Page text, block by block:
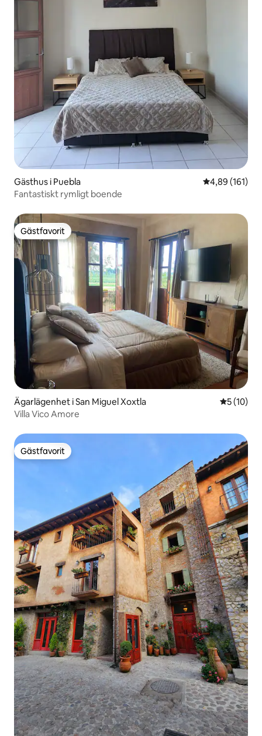
Gästhus i Puebla 4,89 av 5 i
4,89 (161)
Fantastiskt rymligt boende
Gästfavorit
Gästfavorit
Ägarlägenhet i San Miguel Xoxtla 5 av 5 i
5 (10)
Villa Vico Amore
Gästfavorit
Gästfavorit